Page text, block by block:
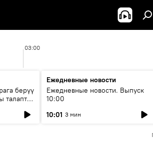
03:00
берүү
талаптар
Ежедневные новости
Ежедневные новости. Выпуск
10:00
10:01 3 мин